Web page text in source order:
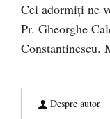
Cei adormiți ne
Pr. Gheorghe
Constantinescu.
Despre autor